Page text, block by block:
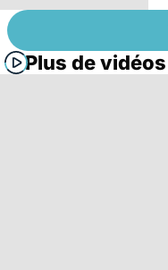
Plus de vidéos